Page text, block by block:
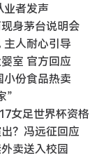
业者发声
身茅台说明会
主人耐心引导
室 官方回应
小份食品热卖
”
女足世界杯资格
？冯远征回应
卖送入校园